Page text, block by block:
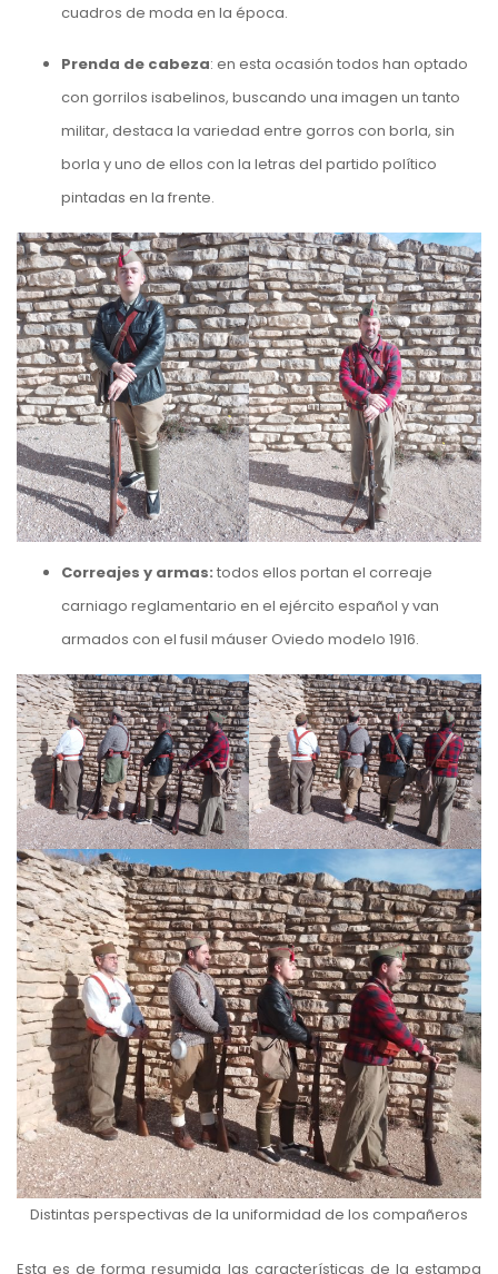
cuadros de moda en la época.
Prenda de cabeza: en esta ocasión todos han optado
con gorrilos isabelinos, buscando una imagen un tanto
militar, destaca la variedad entre gorros con borla, sin
borla y uno de ellos con la letras del partido político
pintadas en la frente.
Correajes y armas: todos ellos portan el correaje
carniago reglamentario en el ejército español y van
armados con el fusil máuser Oviedo modelo 1916.
Distintas perspectivas de la uniformidad de los compañeros
Esta es de forma resumida las características de la estampa